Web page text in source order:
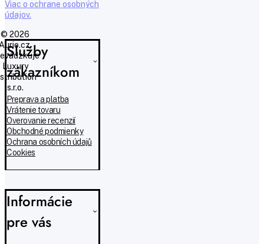
Služby
zákazníkom
Preprava a platba
Vrátenie tovaru
Overovanie recenzií
Obchodné podmienky
Ochrana osobních údajů
Cookies
Informácie
pre vás
Viac o ochrane osobných
údajov.
© 2026
Luxury
s.r.o.